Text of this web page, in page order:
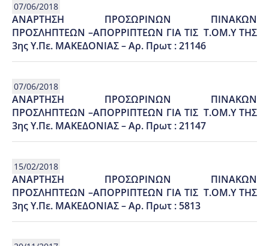
07/06/2018
ΑΝΑΡΤΗΣΗ ΠΡΟΣΩΡΙΝΩΝ ΠΙΝΑΚΩΝ
ΠΡΟΣΛΗΠΤΕΩΝ –ΑΠΟΡΡΙΠΤΕΩΝ ΓΙΑ ΤΙΣ Τ.ΟΜ.Υ ΤΗΣ
3ης Υ.Πε. ΜΑΚΕΔΟΝΙΑΣ – Αρ. Πρωτ : 21146
07/06/2018
ΑΝΑΡΤΗΣΗ ΠΡΟΣΩΡΙΝΩΝ ΠΙΝΑΚΩΝ
ΠΡΟΣΛΗΠΤΕΩΝ –ΑΠΟΡΡΙΠΤΕΩΝ ΓΙΑ ΤΙΣ Τ.ΟΜ.Υ ΤΗΣ
3ης Υ.Πε. ΜΑΚΕΔΟΝΙΑΣ – Αρ. Πρωτ : 21147
15/02/2018
ΑΝΑΡΤΗΣΗ ΠΡΟΣΩΡΙΝΩΝ ΠΙΝΑΚΩΝ
ΠΡΟΣΛΗΠΤΕΩΝ –ΑΠΟΡΡΙΠΤΕΩΝ ΓΙΑ ΤΙΣ Τ.ΟΜ.Υ ΤΗΣ
3ης Υ.Πε. ΜΑΚΕΔΟΝΙΑΣ – Αρ. Πρωτ : 5813